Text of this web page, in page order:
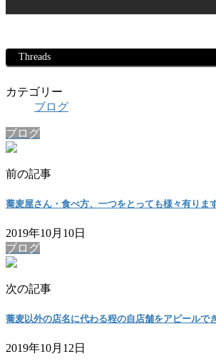
Threads
カテゴリー
ブログ
ブログ
前の記事
蕎麦屋さん・食べ方、一つをとっても様々有ります
2019年10月10日
ブログ
次の記事
蕎麦以外の店名に代わる程の自店舗をアピールで
2019年10月12日